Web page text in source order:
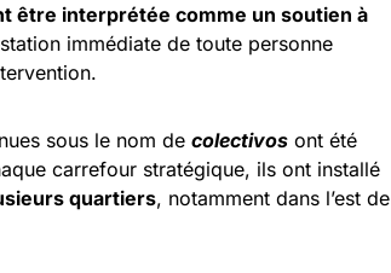
être interprétée comme un soutien à
immédiate de toute personne
sous le nom de colectivos ont été
carrefour stratégique, ils ont installé
quartiers, notamment dans l’est de